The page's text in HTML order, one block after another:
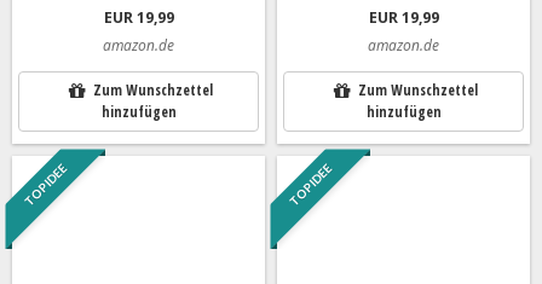
EUR 19,99
amazon.de
Zum Wunschzettel
hinzufügen
EUR 19,99
amazon.de
Zum Wunschzettel
hinzufügen
TOP IDEE TOP IDEE